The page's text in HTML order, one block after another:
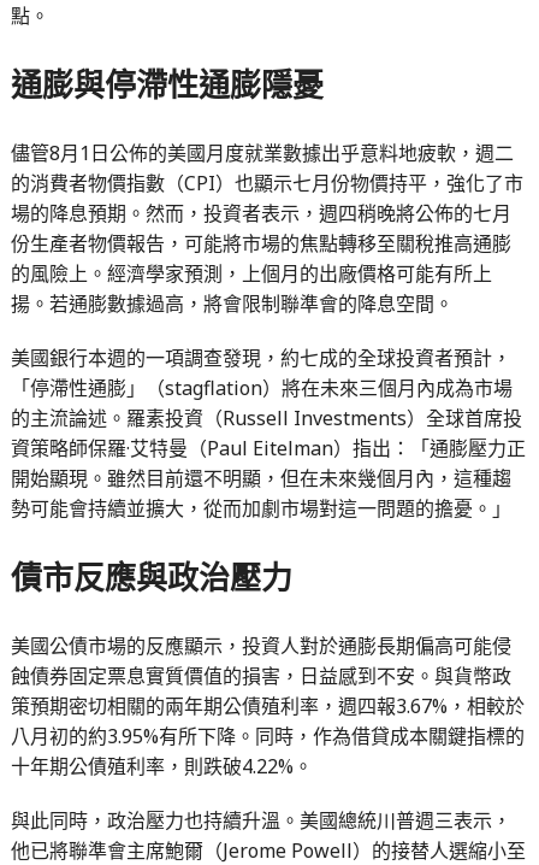
點。
通膨與停滯性通膨隱憂
儘管8月1日公佈的美國月度就業數據出乎意料地疲軟，週二
的消費者物價指數（CPI）也顯示七月份物價持平，強化了市
場的降息預期。然而，投資者表示，週四稍晚將公佈的七月
份生產者物價報告，可能將市場的焦點轉移至關稅推高通膨
的風險上。經濟學家預測，上個月的出廠價格可能有所上
揚。若通膨數據過高，將會限制聯準會的降息空間。
美國銀行本週的一項調查發現，約七成的全球投資者預計，
「停滯性通膨」（stagflation）將在未來三個月內成為市場
的主流論述。羅素投資（Russell Investments）全球首席投
資策略師保羅·艾特曼（Paul Eitelman）指出：「通膨壓力正
開始顯現。雖然目前還不明顯，但在未來幾個月內，這種趨
勢可能會持續並擴大，從而加劇市場對這一問題的擔憂。」
債市反應與政治壓力
美國公債市場的反應顯示，投資人對於通膨長期偏高可能侵
蝕債券固定票息實質價值的損害，日益感到不安。與貨幣政
策預期密切相關的兩年期公債殖利率，週四報3.67%，相較於
八月初的約3.95%有所下降。同時，作為借貸成本關鍵指標的
十年期公債殖利率，則跌破4.22%。
與此同時，政治壓力也持續升溫。美國總統川普週三表示，
他已將聯準會主席鮑爾（Jerome Powell）的接替人選縮小至